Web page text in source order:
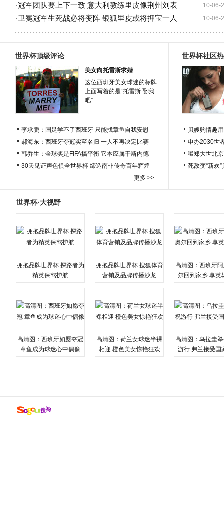
10-06-
·冠军团队要上下一致 意大利教练里皮像荆州刘表
10-06-
·卫冕冠军生死战必将变阵 银狐里皮或将押宝一人
世界杯顶级评论
美女向托雷斯求婚
这位西班牙美女球迷的标牌
上面写着的是“托雷斯 娶我
吧”...
李承鹏：国足学不了西班牙 只能找章鱼自我安慰
郝海东：西班牙夺冠实至名归 一人不再决定比赛
韩乔生：金球奖是FIFA搞平衡 它本应属于斯内德
30天见证声色俱全世界杯 缔造南非传奇百年辉煌
更多 >>
世界杯社区
贝嫂购情趣
申办2030世
曝郑大世北
死敌变“新欢
世界杯·大视野
拥抱品牌世界杯 探路者为
精英保驾护航
拥抱品牌世界杯 搜狐体育
营销及品牌传播沙龙
高清图：西班牙
尔回到家乡 享英
高清图：西班牙如愿夺冠
章鱼成为球迷心中偶像
高清图：荷兰女球迷半裸
相迎 橙色美女惊艳狂欢
高清图：乌拉圭
游行 弗兰接受国